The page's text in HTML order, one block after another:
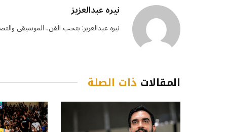
نيره عبدالعزيز
نيره عبدالعزيز: بتحب الفن، الموسيقى
المقالات ذات الصلة